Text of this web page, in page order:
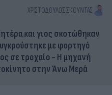
ΧΡΙΣΤΌΔΟΥΛΟΣ ΣΚΟΎΝΤΑΣ
και γιος σκοτώθηκαν
με φορτηγό
σε τροχαίο - Η μηχανή
στην Άνω Μερά